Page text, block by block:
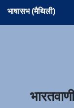
भाषासभ (मैथिली)
भारतवाणी